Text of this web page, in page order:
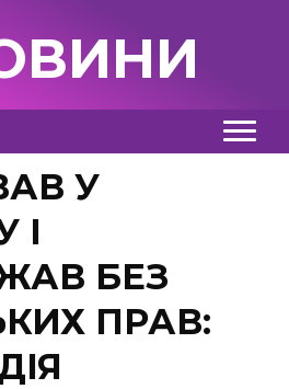
У
І
БЕЗ
ПРАВ: